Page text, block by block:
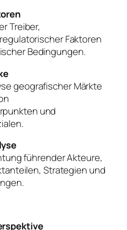
Treiber,
Faktoren
Bedingungen.
geografischer Märkte
und
führender Akteure,
Strategien und